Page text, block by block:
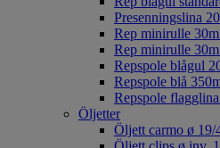
Presenningslina
Rep minirulle
Rep minirulle
Repspole blågul
Repspole blå
Repspole
Öljetter
Öljett carmo ø 19/